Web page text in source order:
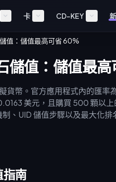
卡 CD-KEY
值：儲值最高可省 60%
儲值：儲值最
貨幣。官方應用程式內的匯率
美元，且購買 500 顆以
、UID 儲值步驟以及最大化
禮物會轉換為「豆子」，並
石儲值](https://buffget.com/
指南